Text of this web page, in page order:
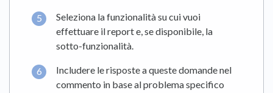
Seleziona la funzionalità su cui vuoi
effettuare il report e, se disponibile, la
sotto-funzionalità.
Includere le risposte a queste domande nel
commento in base al problema specifico